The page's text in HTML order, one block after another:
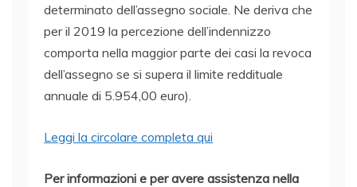
determinato dell’assegno sociale. Ne deriva che
per il 2019 la percezione dell’indennizzo
comporta nella maggior parte dei casi la revoca
dell’assegno se si supera il limite reddituale
annuale di 5.954,00 euro).
Leggi la circolare completa qui
Per informazioni e per avere assistenza nella